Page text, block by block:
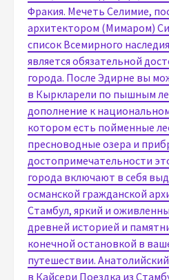
Фракия. Мечеть Селимие,
архитектором (Мимаром)
список Всемирного
является обязательной
города. После Эдирне вы
в Кыркларели по пышным
дополнение к
котором есть пойменные
пресноводные озера и
достопримечательности
города включают в себя
османской гражданской
Стамбул, яркий и
древней историей и
конечной остановкой в
путешествии.
в Кайсери Поездка из